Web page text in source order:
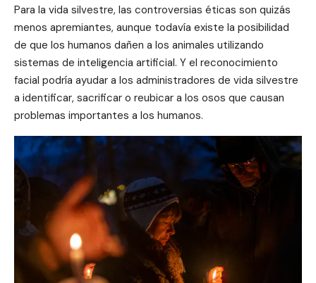
Para la vida silvestre, las controversias éticas son quizás
menos apremiantes, aunque todavía existe la posibilidad
de que los humanos dañen a los animales utilizando
sistemas de inteligencia artificial. Y el reconocimiento
facial podría ayudar a los administradores de vida silvestre
a identificar, sacrificar o reubicar a los osos que causan
problemas importantes a los humanos.